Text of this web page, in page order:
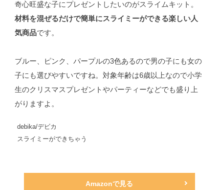
奇心旺盛な子にプレゼントしたいのがスライムキット。
材料を混ぜるだけで簡単にスライミーができる楽しい人
気商品です。
ブルー、ピンク、パープルの3色あるので男の子にも女の
子にも選びやすいですね。対象年齢は6歳以上なので小学
生のクリスマスプレゼントやパーティーなどでも盛り上
がりますよ。
debika/デビカ
スライミーができちゃう
Amazonで見る